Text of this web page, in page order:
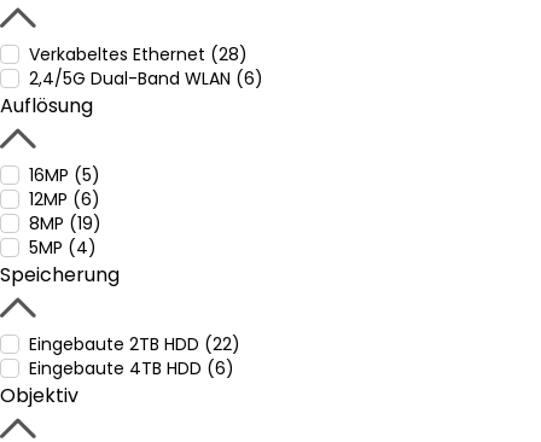
Verkabeltes Ethernet (28)
2,4/5G Dual-Band WLAN (6)
Auflösung
16MP (5)
12MP (6)
8MP (19)
5MP (4)
Speicherung
Eingebaute 2TB HDD (22)
Eingebaute 4TB HDD (6)
Objektiv